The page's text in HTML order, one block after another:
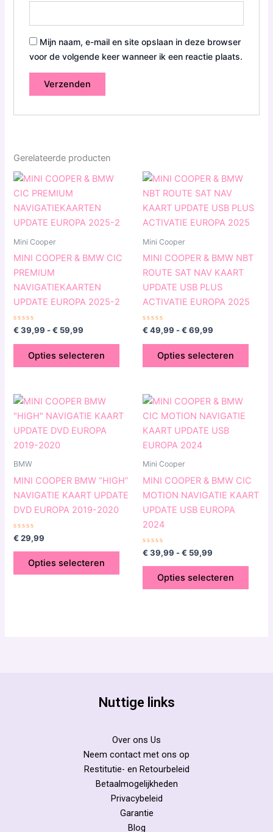
Mijn naam, e-mail en site opslaan in deze browser
voor de volgende keer wanneer ik een reactie plaats.
Gerelateerde producten
Mini Cooper
MINI COOPER & BMW CIC
PREMIUM
NAVIGATIEKAARTEN
UPDATE EUROPA 2025-2
Gewaardeerd
uit
€ 39,99 - € 59,99
Prijsklasse:
€ 59,99
Opties selecteren
product
meerdere
variaties.
productpagina
Mini Cooper
MINI COOPER & BMW NBT
ROUTE SAT NAV KAART
UPDATE USB PLUS
ACTIVATIE EUROPA 2025
Gewaardeerd
uit
€ 49,99 -€ 69,99
Prijsklasse:
tot
€ 69,99
Opties selecteren
heeft
BMW
MINI COOPER BMW “HIGH”
NAVIGATIE KAART UPDATE
DVD EUROPA 2019-2020
Gewaardeerd
0
uit
€ 29,99
Opties selecteren
product
meerdere
variaties.
productpagina
Mini Cooper
MINI COOPER & BMW CIC
MOTION NAVIGATIE KAART
UPDATE USB EUROPA
2024
Gewaardeerd
0
uit
€ 39,99 -€ 59,99
Prijsklasse:
tot
€ 59,99
Opties selecteren
Nuttige links
Over ons Us
Neem contact met ons op
Restitutie- en Retourbeleid
Betaalmogelijkheden
Privacybeleid
Garantie
Blog